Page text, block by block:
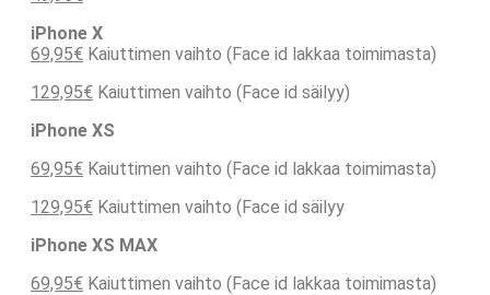
iPhone X
69,95€ Kaiuttimen vaihto (Face id lakkaa toimimasta)
129,95€ Kaiuttimen vaihto (Face id säilyy)
iPhone XS
69,95€ Kaiuttimen vaihto (Face id lakkaa toimimasta)
129,95€ Kaiuttimen vaihto (Face id säilyy
iPhone XS MAX
69,95€ Kaiuttimen vaihto (Face id lakkaa toimimasta)